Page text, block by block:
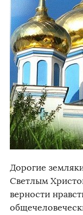
Дорогие
Светлым
верности